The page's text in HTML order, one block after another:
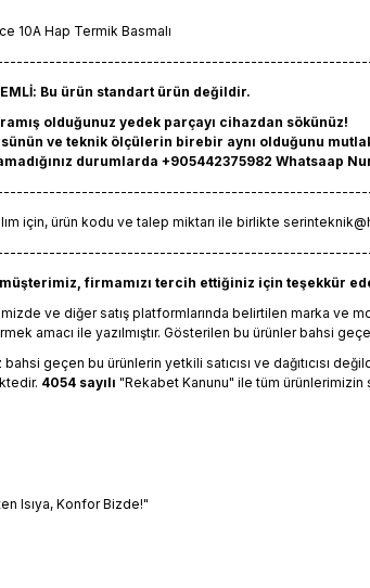
10A Hap Termik Basmalı
Bu ürün standart ürün değildir.
olduğunuz yedek parçayı cihazdan sökünüz!
ve teknik ölçülerin birebir aynı olduğunu
durumlarda +905442375982 Whatsaap
için, ürün kodu ve talep miktarı ile birlikte
firmamızı tercih ettiğiniz için teşekkür
ve diğer satış platformlarında belirtilen marka ve
amacı ile yazılmıştır. Gösterilen bu ürünler bahsi
bahsi geçen bu ürünlerin yetkili satıcısı ve dağıtıcısı
4054 sayılı "Rekabet Kanunu" ile tüm ürünlerimizin
Isıya, Konfor Bizde!"